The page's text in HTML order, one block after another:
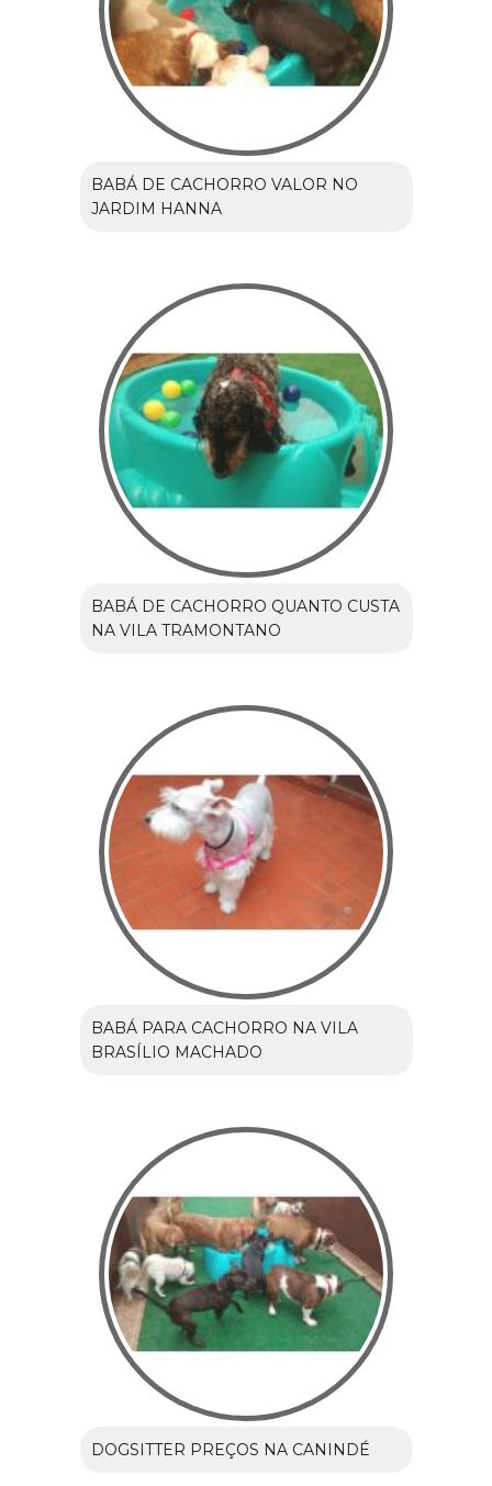
BABÁ DE CACHORRO VALOR NO
JARDIM HANNA
BABÁ DE CACHORRO QUANTO CUSTA
NA VILA TRAMONTANO
BABÁ PARA CACHORRO NA VILA
BRASÍLIO MACHADO
DOGSITTER PREÇOS NA CANINDÉ